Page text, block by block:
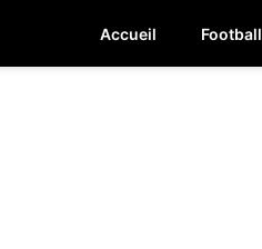
Accueil Football